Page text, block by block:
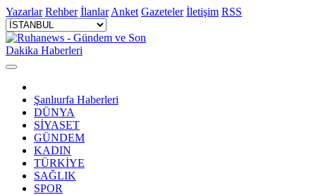
Yazarlar Rehber İlanlar Anket Gazeteler İletişim RSS
Şanlıurfa Haberleri
DÜNYA
SİYASET
GÜNDEM
KADIN
TÜRKİYE
SAĞLIK
SPOR